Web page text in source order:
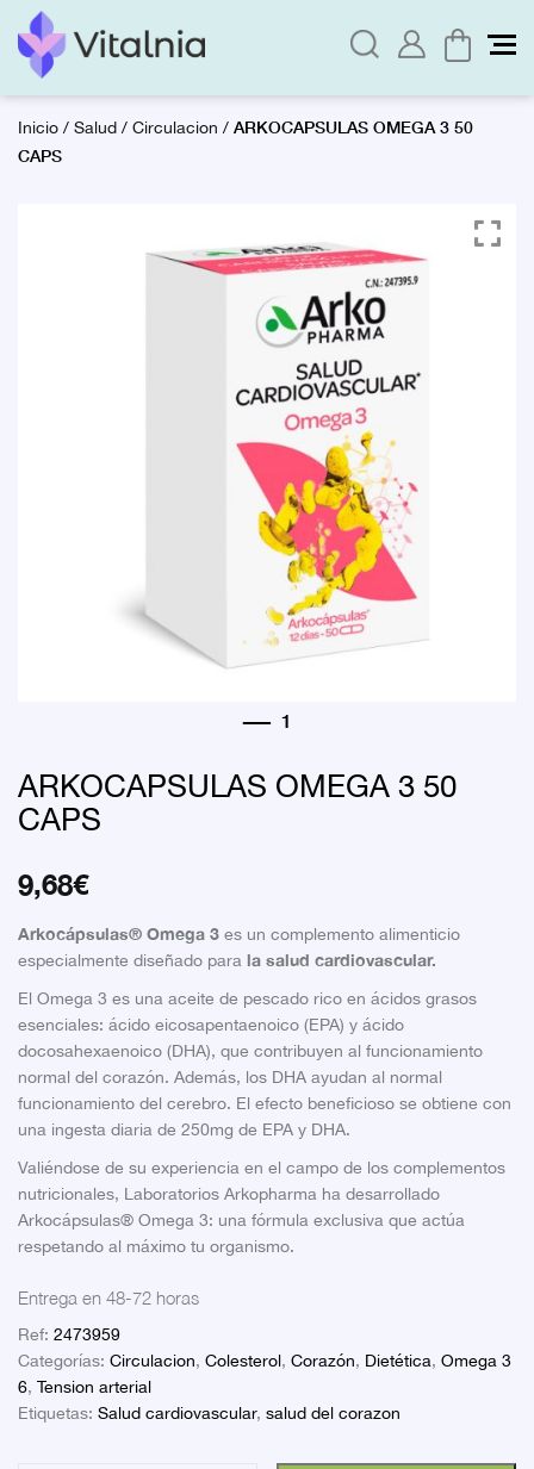
Inicio/Salud/Circulacion / ARKOCAPSULAS OMEGA 3 50
CAPS
ARKOCAPSULAS OMEGA 3 50
CAPS
9,68€
Arkocápsulas® Omega 3es un complemento alimenticio
especialmente diseñado parala salud cardiovascular.
El Omega 3 es una aceite de pescado rico en ácidos grasos
esenciales: ácido eicosapentaenoico (EPA) y ácido
docosahexaenoico (DHA), que contribuyen al funcionamiento
normal del corazón. Además, los DHA ayudan al normal
funcionamiento del cerebro. El efecto beneficioso se obtiene con
una ingesta diaria de 250mg de EPA y DHA.
Valiéndose de su experiencia en el campo de los complementos
nutricionales, Laboratorios Arkopharma ha desarrollado
Arkocápsulas® Omega 3: una fórmula exclusiva que actúa
respetando al máximo tu organismo.
Entrega en 48-72 horas
Ref: 2473959
Categorías: Circulacion, Colesterol, Corazón, Dietética, Omega 3
6, Tension arterial
Etiquetas: Salud cardiovascular, salud del corazon